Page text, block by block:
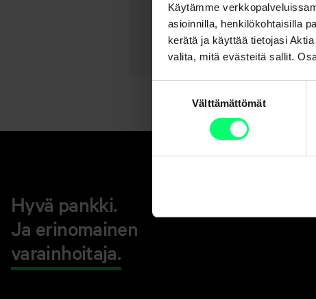
Käytämme
asioinnilla, henkilökohtaisilla
kerätä ja käyttää tietojasi
valita, mitä evästeitä sallit.
Välttämättömät
Hyvä pankki.
Ja erinomainen
varainhoitaja.